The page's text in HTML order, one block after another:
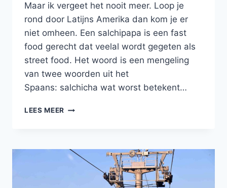
Maar ik vergeet het nooit meer. Loop je
rond door Latijns Amerika dan kom je er
niet omheen. Een salchipapa is een fast
food gerecht dat veelal wordt gegeten als
street food. Het woord is een mengeling
van twee woorden uit het
Spaans: salchicha wat worst betekent…
LEES MEER ERVARINGEN